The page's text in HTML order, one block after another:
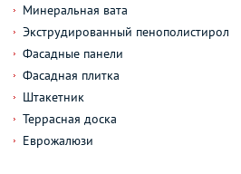
Минеральная вата
Экструдированный пенополистирол
Фасадные панели
Фасадная плитка
Штакетник
Террасная доска
Еврожалюзи